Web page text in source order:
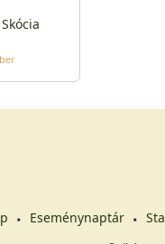
Eseménynaptár